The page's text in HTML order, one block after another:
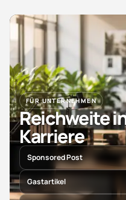
FÜR UNTERNEHMEN
Reichweite
Karriere
Sponsored Post
Gastartikel